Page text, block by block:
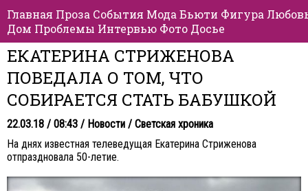
Главная Проза События Мода Бьюти Фигура
Дом Проблемы Интервью Фото Досье
ЕКАТЕРИНА СТРИЖЕНОВА
ПОВЕДАЛА О ТОМ, ЧТО
СОБИРАЕТСЯ СТАТЬ БАБУШКОЙ
22.03.18 / 08:43 / Новости / Светская хроника
На днях известная телеведущая Екатерина Стриженова
отпраздновала 50-летие.